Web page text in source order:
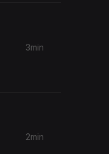
3min
2min